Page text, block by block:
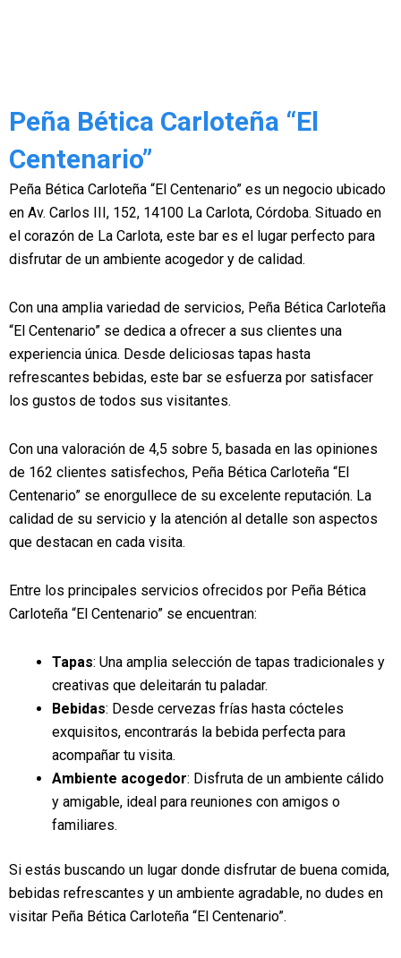
Peña Bética Carloteña “El
Centenario”
Peña Bética Carloteña “El Centenario” es un negocio ubicado
en Av. Carlos III, 152, 14100 La Carlota, Córdoba. Situado en
el corazón de La Carlota, este bar es el lugar perfecto para
disfrutar de un ambiente acogedor y de calidad.
Con una amplia variedad de servicios, Peña Bética Carloteña
“El Centenario” se dedica a ofrecer a sus clientes una
experiencia única. Desde deliciosas tapas hasta
refrescantes bebidas, este bar se esfuerza por satisfacer
los gustos de todos sus visitantes.
Con una valoración de 4,5 sobre 5, basada en las opiniones
de 162 clientes satisfechos, Peña Bética Carloteña “El
Centenario” se enorgullece de su excelente reputación. La
calidad de su servicio y la atención al detalle son aspectos
que destacan en cada visita.
Entre los principales servicios ofrecidos por Peña Bética
Carloteña “El Centenario” se encuentran:
Tapas: Una amplia selección de tapas tradicionales y
creativas que deleitarán tu paladar.
Bebidas: Desde cervezas frías hasta cócteles
exquisitos, encontrarás la bebida perfecta para
acompañar tu visita.
Ambiente acogedor: Disfruta de un ambiente cálido
y amigable, ideal para reuniones con amigos o
familiares.
Si estás buscando un lugar donde disfrutar de buena comida,
bebidas refrescantes y un ambiente agradable, no dudes en
visitar Peña Bética Carloteña “El Centenario”.